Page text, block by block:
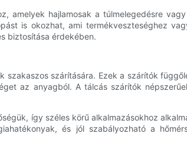
amelyek hajlamosak a túlmelegedésre
is okozhat, ami termékveszteséghez
biztosítása érdekében.
szárítására. Ezek a szárítók
az anyagból. A tálcás szárítók
így széles körű alkalmazásokhoz
és jól szabályozható a